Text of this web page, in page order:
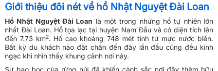
Giới thiệu đôi nét về hồ Nhật Nguyệt Đài Loan
Hồ Nhật Nguyệt Đài Loan là một trong những hồ tự nhiên lớn
nhất Đài Loan. Hồ tọa lạc tại huyện Nam Đầu và có diện tích lên
đến 7.73 km2. Hồ cao khoảng 748 mét tính từ mực nước biển.
Bất kỳ du khách nào đặt chân đến đây lần đầu cũng đều kinh
ngạc khi nhìn thấy khung cảnh nơi này.
Sự bao bọc của rừng núi đã khiến cảnh sắc nơi đây thêm hữu